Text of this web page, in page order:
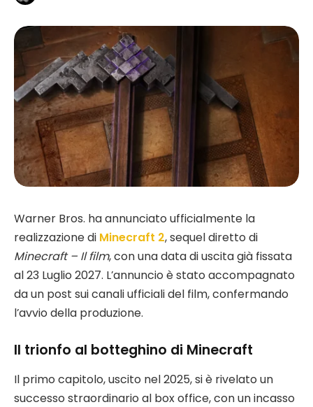
Warner Bros. ha annunciato ufficialmente la
realizzazione di Minecraft 2, sequel diretto di
Minecraft – Il film, con una data di uscita già fissata
al 23 Luglio 2027. L’annuncio è stato accompagnato
da un post sui canali ufficiali del film, confermando
l’avvio della produzione.
Il trionfo al botteghino di Minecraft
Il primo capitolo, uscito nel 2025, si è rivelato un
successo straordinario al box office, con un incasso